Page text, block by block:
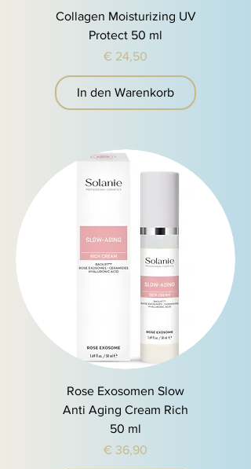
Collagen Moisturizing UV
Protect 50 ml
Preis
€ 24,50
In den Warenkorb
Rose Exosomen Slow
Anti Aging Cream Rich
50 ml
Preis
€ 36,90